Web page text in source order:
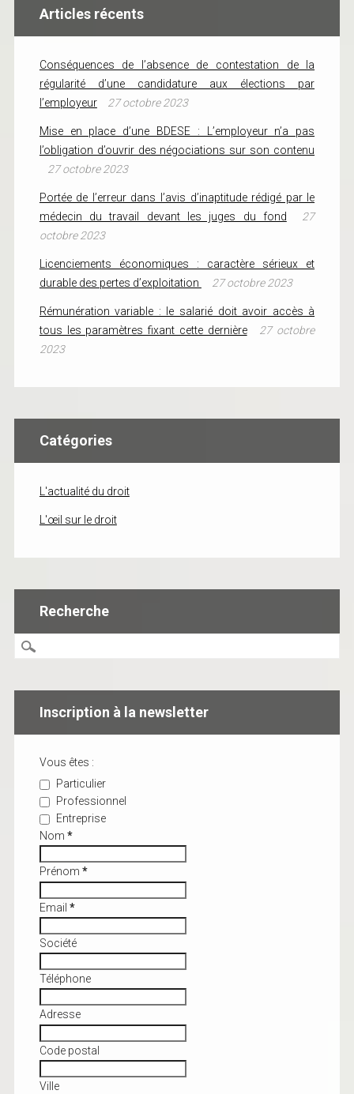
Articles récents
Conséquences de l’absence de contestation de la
régularité d’une candidature aux élections par
l’employeur
27 octobre 2023
Mise en place d’une BDESE : L’employeur n’a pas
l’obligation d’ouvrir des négociations sur son contenu
27 octobre 2023
Portée de l’erreur dans l’avis d’inaptitude rédigé par le
médecin du travail devant les juges du fond
27
octobre 2023
Licenciements économiques : caractère sérieux et
durable des pertes d’exploitation
27 octobre 2023
Rémunération variable : le salarié doit avoir accès à
tous les paramètres fixant cette dernière
27 octobre
2023
Catégories
L'actualité du droit
L'œil sur le droit
Recherche
Inscription à la newsletter
Vous êtes :
Particulier
Professionnel
Entreprise
Nom *
Prénom *
Email *
Société
Téléphone
Adresse
Code postal
Ville